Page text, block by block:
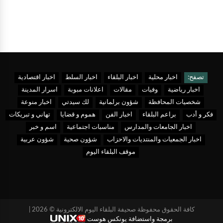
تصفح: اخبار محلية اخبار البلقاء اخبار السلط
اخبار اقتصادية
اخبار رياضية
وفيات مقالات اعلانات مبوبة
اسرار المدينة
شخصيات المحافظة
شؤون برلمانية لك سيدتي
اخبار منوعة
فكر و أدب
براعم البلقاء اخبار الفن هموم و قضايا
تهاني و تبريكات
اخبار الجامعات والمدارس
مناسبات اجتماعية
اسم و خبر
اخبار الجمعيات والمنتديات والاحزاب
شؤون صحية
شؤون عربية
موقف البلقاء اليوم
كافة الحقوق محفوظة صحيفة البلقاء اليوم الالكترونية © 2026 |
برمجة واستضافة يونكس هوست